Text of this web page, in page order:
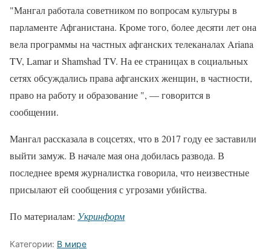
"Мангал работала советником по вопросам культуры в
парламенте Афганистана. Кроме того, более десяти лет она
вела программы на частных афганских телеканалах Ariana
TV, Lamar и Shamshad TV. На ее страницах в социальных
сетях обсуждались права афганских женщин, в частности,
право на работу и образование ", — говорится в
сообщении.
Мангал рассказала в соцсетях, что в 2017 году ее заставили
выйти замуж. В начале мая она добилась развода. В
последнее время журналистка говорила, что неизвестные
присылают ей сообщения с угрозами убийства.
По материалам: Укринформ
Категории: В мире